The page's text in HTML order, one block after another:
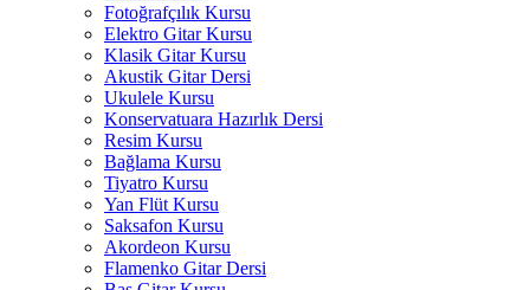
Fotoğrafçılık Kursu
Elektro Gitar Kursu
Klasik Gitar Kursu
Akustik Gitar Dersi
Ukulele Kursu
Konservatuara Hazırlık Dersi
Resim Kursu
Bağlama Kursu
Tiyatro Kursu
Yan Flüt Kursu
Saksafon Kursu
Akordeon Kursu
Flamenko Gitar Dersi